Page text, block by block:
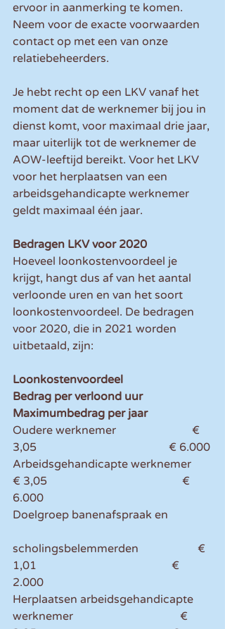
ervoor in aanmerking te komen.
Neem voor de exacte voorwaarden
contact op met een van onze
relatiebeheerders.
Je hebt recht op een LKV vanaf het
moment dat de werknemer bij jou in
dienst komt, voor maximaal drie jaar,
maar uiterlijk tot de werknemer de
AOW-leeftijd bereikt. Voor het LKV
voor het herplaatsen van een
arbeidsgehandicapte werknemer
geldt maximaal één jaar.
Bedragen LKV voor 2020
Hoeveel loonkostenvoordeel je
krijgt, hangt dus af van het aantal
verloonde uren en van het soort
loonkostenvoordeel. De bedragen
voor 2020, die in 2021 worden
uitbetaald, zijn:
Loonkostenvoordeel
Bedrag per verloond uur
Maximumbedrag per jaar
Oudere werknemer                           €
3,05                                               € 6.000
Arbeidsgehandicapte werknemer
€ 3,05                                                €
6.000
Doelgroep banenafspraak en
scholingsbelemmerden                     €
1,01                                                €
2.000
Herplaatsen arbeidsgehandicapte
werknemer                                      €